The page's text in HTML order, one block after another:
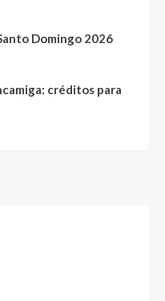
Domingo 2026
créditos para